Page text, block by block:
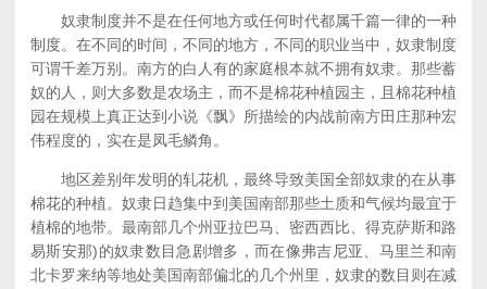
奴隶制度并不是在任何地方或任何时代都属千篇一律的一种
制度。在不同的时间，不同的地方，不同的职业当中，奴隶制度
可谓千差万别。南方的白人有的家庭根本就不拥有奴隶。那些蓄
奴的人，则大多数是农场主，而不是棉花种植园主，且棉花种植
园在规模上真正达到小说《飘》所描绘的内战前南方田庄那种宏
伟程度的，实在是凤毛鳞角。
地区差别年发明的轧花机，最终导致美国全部奴隶的在从事
棉花的种植。奴隶日趋集中到美国南部那些土质和气候均最宜于
植棉的地带。最南部几个州亚拉巴马、密西西比、得克萨斯和路
易斯安那)的奴隶数目急剧增多，而在像弗吉尼亚、马里兰和南
北卡罗来纳等地处美国南部偏北的几个州里，奴隶的数目则在减